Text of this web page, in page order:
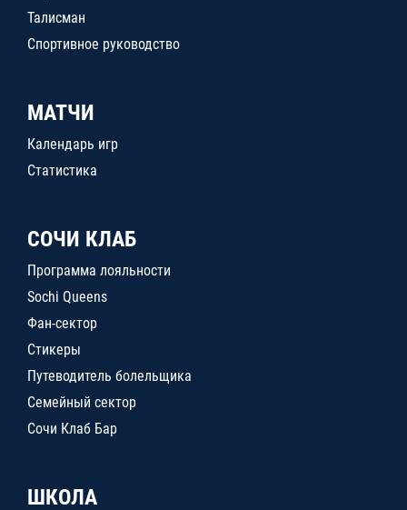
Талисман
Спортивное руководство
МАТЧИ
Календарь игр
Статистика
СОЧИ КЛАБ
Программа лояльности
Sochi Queens
Фан-сектор
Стикеры
Путеводитель болельщика
Семейный сектор
Сочи Клаб Бар
ШКОЛА